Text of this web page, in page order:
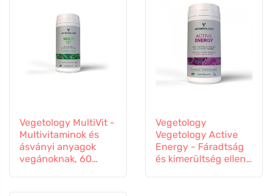
Vegetology MultiVit -
Multivitaminok és
ásványi anyagok
vegánoknak, 60
Vegetology
Vegetology Active
Energy - Fáradtság
és kimerültség ellen,